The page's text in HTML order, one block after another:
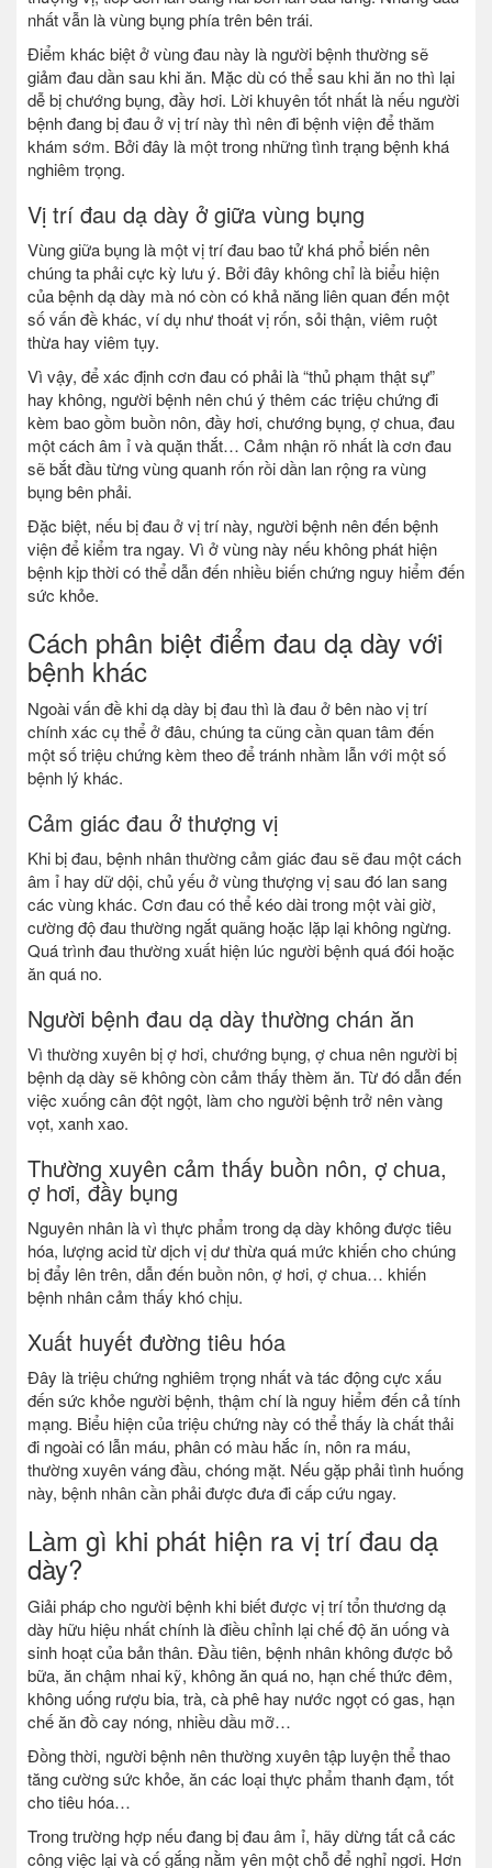
nhất vẫn là vùng bụng phía trên bên trái.
Điểm khác biệt ở vùng đau này là người bệnh thường sẽ
giảm đau dần sau khi ăn. Mặc dù có thể sau khi ăn no thì lại
dễ bị chướng bụng, đầy hơi. Lời khuyên tốt nhất là nếu người
bệnh đang bị đau ở vị trí này thì nên đi bệnh viện để thăm
khám sớm. Bởi đây là một trong những tình trạng bệnh khá
nghiêm trọng.
Vị trí đau dạ dày ở giữa vùng bụng
Vùng giữa bụng là một vị trí đau bao tử khá phổ biến nên
chúng ta phải cực kỳ lưu ý. Bởi đây không chỉ là biểu hiện
của bệnh dạ dày mà nó còn có khả năng liên quan đến một
số vấn đề khác, ví dụ như thoát vị rốn, sỏi thận, viêm ruột
thừa hay viêm tụy.
Vì vậy, để xác định cơn đau có phải là “thủ phạm thật sự”
hay không, người bệnh nên chú ý thêm các triệu chứng đi
kèm bao gồm buồn nôn, đầy hơi, chướng bụng, ợ chua, đau
một cách âm ỉ và quặn thắt… Cảm nhận rõ nhất là cơn đau
sẽ bắt đầu từng vùng quanh rốn rồi dần lan rộng ra vùng
bụng bên phải.
Đặc biệt, nếu bị đau ở vị trí này, người bệnh nên đến bệnh
viện để kiểm tra ngay. Vì ở vùng này nếu không phát hiện
bệnh kịp thời có thể dẫn đến nhiều biến chứng nguy hiểm đến
sức khỏe.
Cách phân biệt điểm đau dạ dày với
bệnh khác
Ngoài vấn đề khi dạ dày bị đau thì là đau ở bên nào vị trí
chính xác cụ thể ở đâu, chúng ta cũng cần quan tâm đến
một số triệu chứng kèm theo để tránh nhầm lẫn với một số
bệnh lý khác.
Cảm giác đau ở thượng vị
Khi bị đau, bệnh nhân thường cảm giác đau sẽ đau một cách
âm ỉ hay dữ dội, chủ yếu ở vùng thượng vị sau đó lan sang
các vùng khác. Cơn đau có thể kéo dài trong một vài giờ,
cường độ đau thường ngắt quãng hoặc lặp lại không ngừng.
Quá trình đau thường xuất hiện lúc người bệnh quá đói hoặc
ăn quá no.
Người bệnh đau dạ dày thường chán ăn
Vì thường xuyên bị ợ hơi, chướng bụng, ợ chua nên người bị
bệnh dạ dày sẽ không còn cảm thấy thèm ăn. Từ đó dẫn đến
việc xuống cân đột ngột, làm cho người bệnh trở nên vàng
vọt, xanh xao.
Thường xuyên cảm thấy buồn nôn, ợ chua,
ợ hơi, đầy bụng
Nguyên nhân là vì thực phẩm trong dạ dày không được tiêu
hóa, lượng acid từ dịch vị dư thừa quá mức khiến cho chúng
bị đẩy lên trên, dẫn đến buồn nôn, ợ hơi, ợ chua… khiến
bệnh nhân cảm thấy khó chịu.
Xuất huyết đường tiêu hóa
Đây là triệu chứng nghiêm trọng nhất và tác động cực xấu
đến sức khỏe người bệnh, thậm chí là nguy hiểm đến cả tính
mạng. Biểu hiện của triệu chứng này có thể thấy là chất thải
đi ngoài có lẫn máu, phân có màu hắc ín, nôn ra máu,
thường xuyên váng đầu, chóng mặt. Nếu gặp phải tình huống
này, bệnh nhân cần phải được đưa đi cấp cứu ngay.
Làm gì khi phát hiện ra vị trí đau dạ
dày?
Giải pháp cho người bệnh khi biết được vị trí tổn thương dạ
dày hữu hiệu nhất chính là điều chỉnh lại chế độ ăn uống và
sinh hoạt của bản thân. Đầu tiên, bệnh nhân không được bỏ
bữa, ăn chậm nhai kỹ, không ăn quá no, hạn chế thức đêm,
không uống rượu bia, trà, cà phê hay nước ngọt có gas, hạn
chế ăn đồ cay nóng, nhiều dầu mỡ…
Đồng thời, người bệnh nên thường xuyên tập luyện thể thao
tăng cường sức khỏe, ăn các loại thực phẩm thanh đạm, tốt
cho tiêu hóa…
Trong trường hợp nếu đang bị đau âm ỉ, hãy dừng tất cả các
công việc lại và cố gắng nằm yên một chỗ để nghỉ ngơi. Hơn